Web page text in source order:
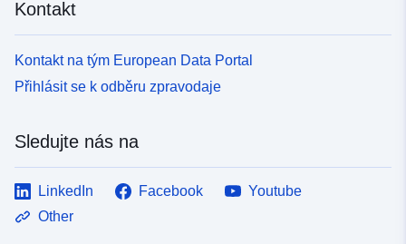
Kontakt
Kontakt na tým European Data Portal
Přihlásit se k odběru zpravodaje
Sledujte nás na
LinkedIn Facebook
Youtube
Other